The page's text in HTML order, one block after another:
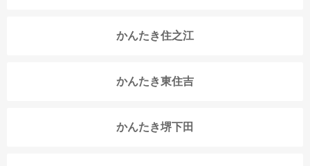
かんたき住之江
かんたき東住吉
かんたき堺下田